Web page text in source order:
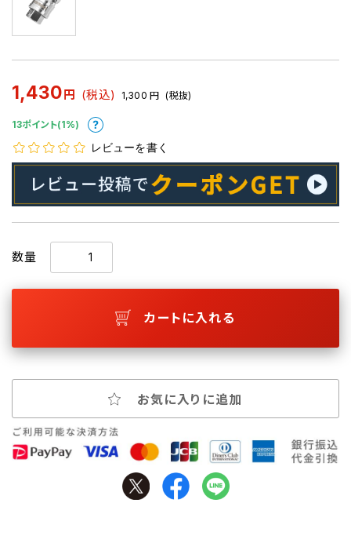
1,430 円 (税込) 1,300 円 (税抜)
13ポイント(1%)
レビューを書く
数量
カートに入れる
お気に入りに追加